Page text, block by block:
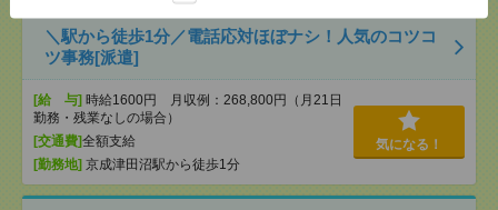
＼駅から徒歩1分／電話応対ほぼナシ！人気のコツコ
ツ事務[派遣]
[給 与] 時給1600円 月収例：268,800円（月21日
勤務・残業なしの場合）
[交通費]全額支給
[勤務地] 京成津田沼駅から徒歩1分
気になる！